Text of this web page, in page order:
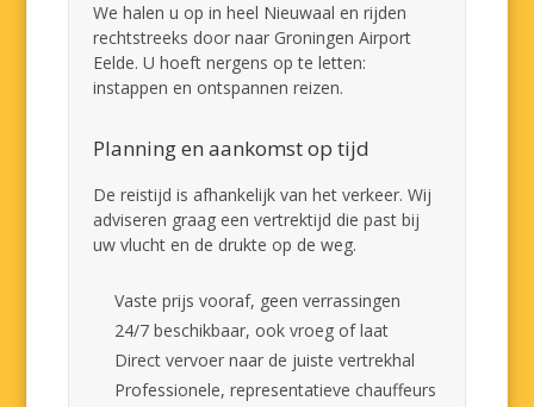
We halen u op in heel Nieuwaal en rijden
rechtstreeks door naar Groningen Airport
Eelde. U hoeft nergens op te letten:
instappen en ontspannen reizen.
Planning en aankomst op tijd
De reistijd is afhankelijk van het verkeer. Wij
adviseren graag een vertrektijd die past bij
uw vlucht en de drukte op de weg.
Vaste prijs vooraf, geen verrassingen
24/7 beschikbaar, ook vroeg of laat
Direct vervoer naar de juiste vertrekhal
Professionele, representatieve chauffeurs